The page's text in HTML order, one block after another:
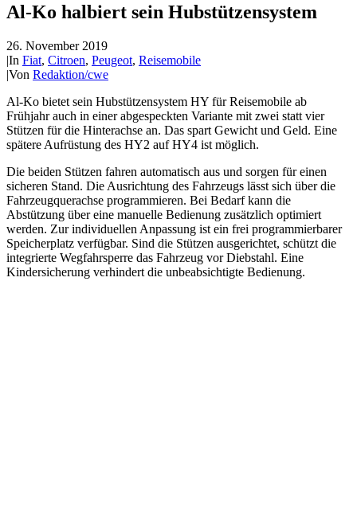
Al-Ko halbiert sein Hubstützensystem
26. November 2019
|In Fiat, Citroen, Peugeot, Reisemobile
|Von Redaktion/cwe
Al-Ko bietet sein Hubstützensystem HY für Reisemobile ab
Frühjahr auch in einer abgespeckten Variante mit zwei statt vier
Stützen für die Hinterachse an. Das spart Gewicht und Geld. Eine
spätere Aufrüstung des HY2 auf HY4 ist möglich.
Die beiden Stützen fahren automatisch aus und sorgen für einen
sicheren Stand. Die Ausrichtung des Fahrzeugs lässt sich über die
Fahrzeugquerachse programmieren. Bei Bedarf kann die
Abstützung über eine manuelle Bedienung zusätzlich optimiert
werden. Zur individuellen Anpassung ist ein frei programmierbarer
Speicherplatz verfügbar. Sind die Stützen ausgerichtet, schützt die
integrierte Wegfahrsperre das Fahrzeug vor Diebstahl. Eine
Kindersicherung verhindert die unbeabsichtigte Bedienung.